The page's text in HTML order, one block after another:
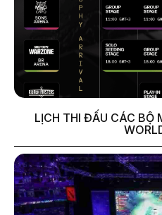
LỊCH THI ĐẤU CÁC BỘ